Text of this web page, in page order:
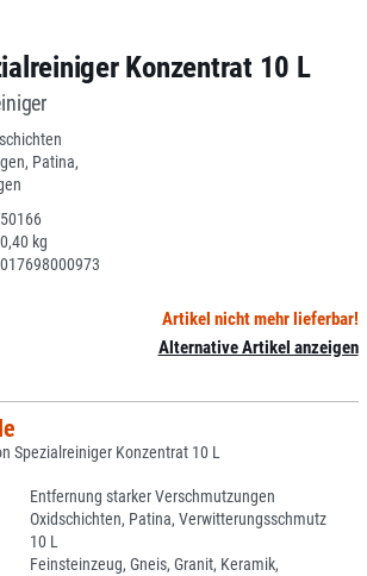
Konzentrat 10 L
Patina,
kg
Artikel nicht mehr lieferbar!
Alternative Artikel anzeigen
Spezialreiniger Konzentrat 10 L
Entfernung starker Verschmutzungen
Oxidschichten, Patina, Verwitterungsschmutz
10 L
Feinsteinzeug, Gneis, Granit, Keramik,